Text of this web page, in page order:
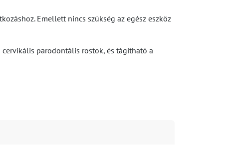
Emellett nincs szükség az egész eszköz
parodontális rostok, és tágítható a